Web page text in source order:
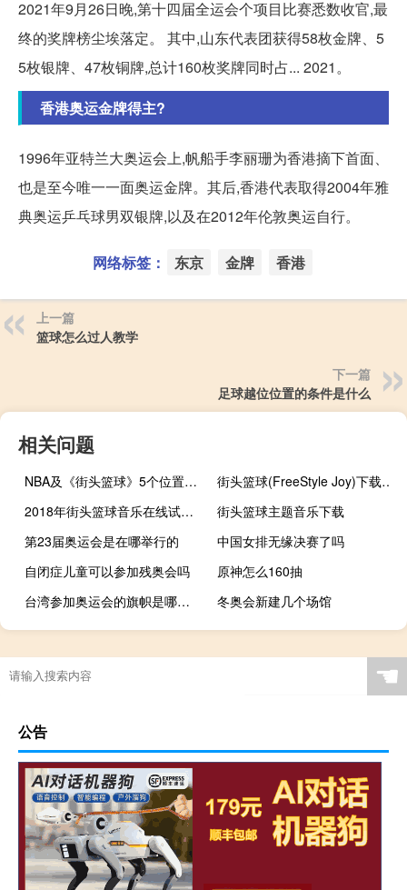
2021年9月26日晚,第十四届全运会个项目比赛悉数收官,最
终的奖牌榜尘埃落定。 其中,山东代表团获得58枚金牌、5
5枚银牌、47枚铜牌,总计160枚奖牌同时占... 2021。
香港奥运金牌得主?
1996年亚特兰大奥运会上,帆船手李丽珊为香港摘下首面、
也是至今唯一一面奥运金牌。其后,香港代表取得2004年雅
典奥运乒乓球男双银牌,以及在2012年伦敦奥运自行。
网络标签： 东京 金牌 香港
上一篇
篮球怎么过人教学
下一篇
足球越位位置的条件是什么
相关问题
NBA及《街头篮球》5个位置的详细介绍
街头篮球(FreeStyle Joy)下载(电脑、安卓和IOS所有版本)
2018年街头篮球音乐在线试听及下载
街头篮球主题音乐下载
第23届奥运会是在哪举行的
中国女排无缘决赛了吗
自闭症儿童可以参加残奥会吗
原神怎么160抽
台湾参加奥运会的旗帜是哪国的
冬奥会新建几个场馆
城厢是什么意思
尼克杨球衣有几种
网球起源于哪个国家哪个城市
2021年欧洲杯是世界杯吗 ☚
公告